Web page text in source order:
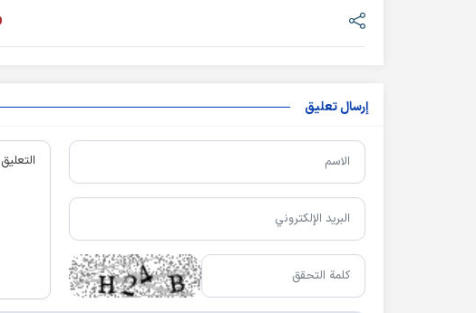
إرسال تعليق